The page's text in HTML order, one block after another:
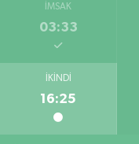
İMSAK
03:33
İKINDI
16:25